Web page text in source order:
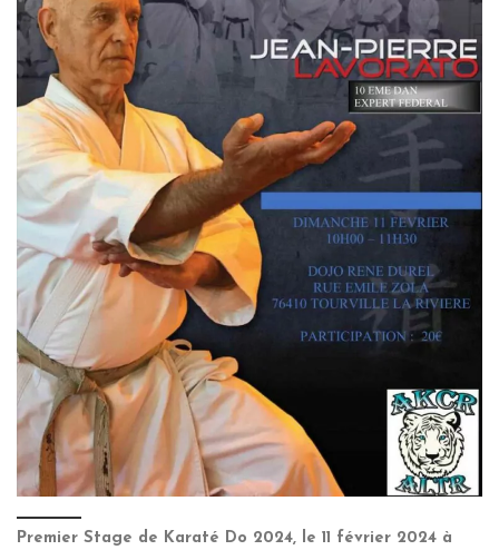
Premier Stage de Karaté Do 2024, le 11 février 2024 à